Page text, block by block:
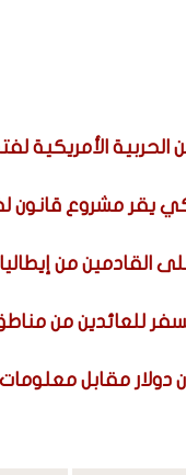
الحربية
يقر مشروع قانون
القادمين من
للعائدين من